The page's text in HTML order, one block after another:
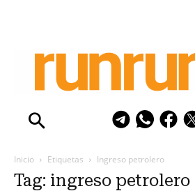
Inicio Etiquetas Ingreso petrolero
Tag: ingreso petrolero